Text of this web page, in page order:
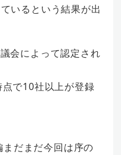
いるという結果が出
会によって認定され
で10社以上が登録
だまだ今回は序の